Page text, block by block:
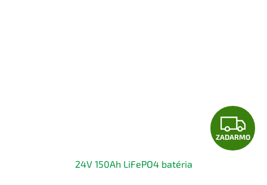
Z
A
ZADARMO
24V 150Ah LiFePO4 batéria